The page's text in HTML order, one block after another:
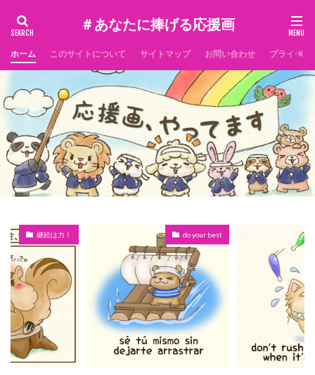
＃あなたに捧げる応援画
ホーム このサイトについて サイトマップ お問い合わせ プライベー
継続は力！ do your best